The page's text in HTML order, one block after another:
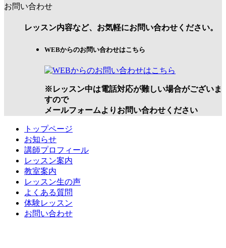
お問い合わせ
レッスン内容など、お気軽にお問い合わせください。
WEBからのお問い合わせはこちら
※レッスン中は電話対応が難しい場合がございま
すので
メールフォームよりお問い合わせください
トップページ
お知らせ
講師プロフィール
レッスン案内
教室案内
レッスン生の声
よくある質問
体験レッスン
お問い合わせ